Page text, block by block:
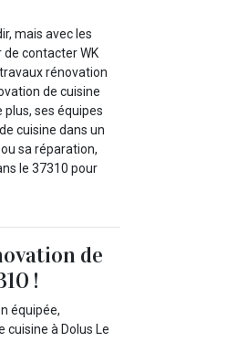
mais avec les
de contacter WK
rénovation
de cuisine
plus, ses équipes
cuisine dans un
sa réparation,
le 37310 pour
de
!
équipée,
à Dolus Le